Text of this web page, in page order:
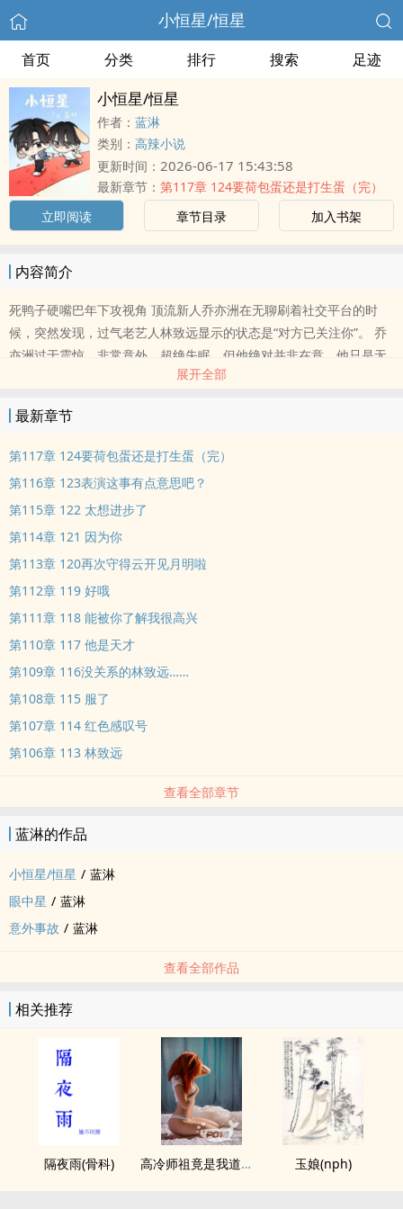
小恒星/恒星
首页 分类 排行 搜索 足迹
小恒星/恒星
作者： 蓝淋
类别： 高辣小说
更新时间： 2026-06-17 15:43:58
最新章节： 第117章 124要荷包蛋还是打生蛋（完）
立即阅读
章节目录 加入书架
内容简介
死鸭子硬嘴巴年下攻视角 顶流新人乔亦洲在无聊刷着社交平台的时
候，突然发现，过气老艺人林致远显示的状态是“对方已关注你”。 乔
亦洲过于震惊，非常意外，超绝失眠。但他绝对并非在意，他只是无
展开全部
最新章节
第117章 124要荷包蛋还是打生蛋（完）
第116章 123表演这事有点意思吧？
第115章 122 太想进步了
第114章 121 因为你
第113章 120再次守得云开见月明啦
第112章 119 好哦
第111章 118 能被你了解我很高兴
第110章 117 他是天才
第109章 116没关系的林致远……
第108章 115 服了
第107章 114 红色感叹号
第106章 113 林致远
查看全部章节
蓝淋的作品
小恒星/恒星 / 蓝淋
眼中星 / 蓝淋
意外事故 / 蓝淋
查看全部作品
相关推荐
隔夜雨(骨科) 高冷师祖竟是我道侣（futa) 玉娘(nph)